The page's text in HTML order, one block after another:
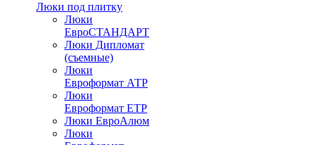
Люки под плитку
Люки
ЕвроСТАНДАРТ
Люки Дипломат
(съемные)
Люки
Евроформат АТР
Люки
Евроформат ЕТР
Люки ЕвроАлюм
Люки